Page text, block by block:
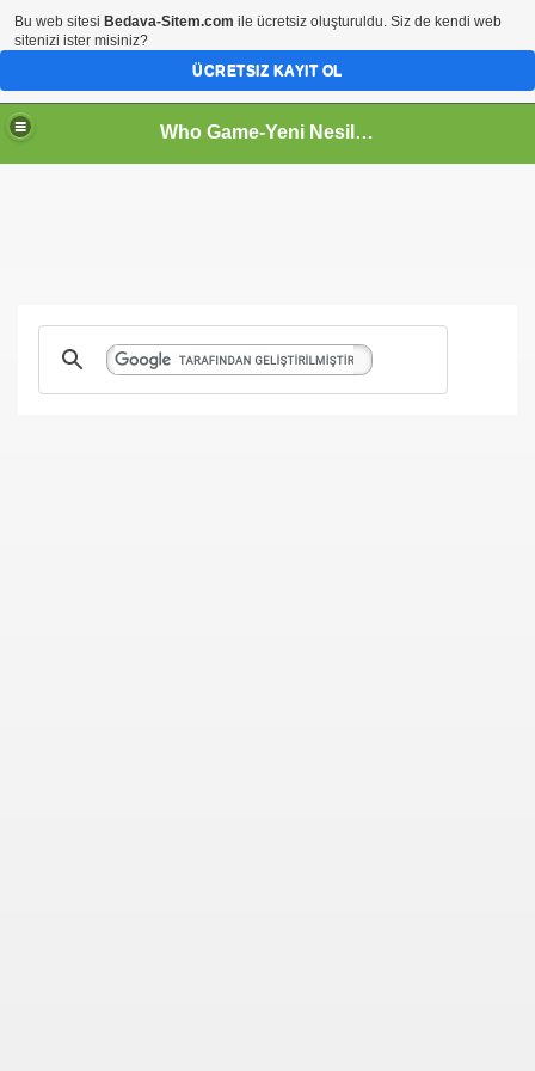
Who Game-Yeni Nesil Oyun Sitesi
Bu web sitesi Bedava-Sitem.com ile ücretsiz oluşturuldu. Siz de kendi web
sitenizi ister misiniz?
ÜCRETSIZ KAYIT OL